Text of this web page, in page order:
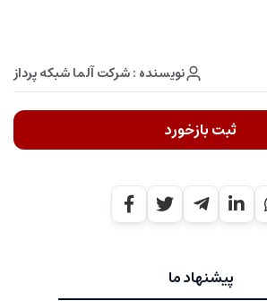
نویسنده : شرکت آلما شبکه پرداز
ثبت بازخورد
پیشنهاد ما